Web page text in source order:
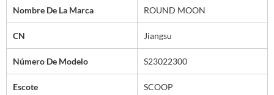
Nombre De La Marca ROUND MOON
CN Jiangsu
Número De Modelo S23022300
Escote SCOOP